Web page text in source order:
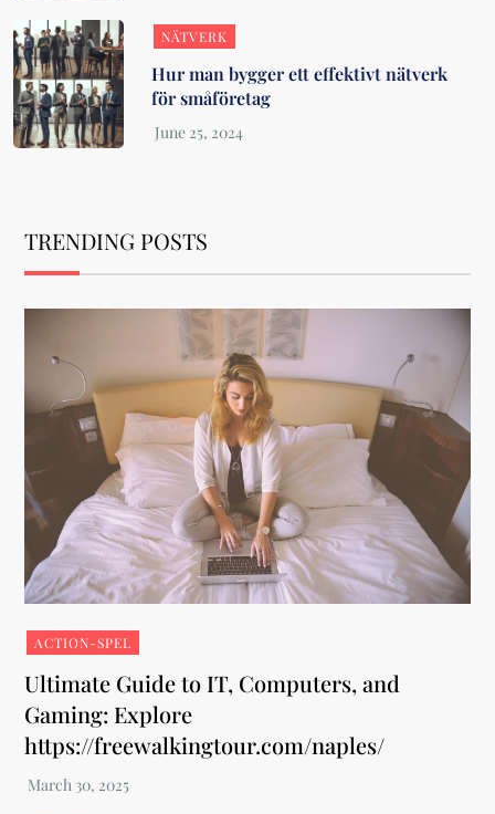
NÄTVERK
Hur man bygger ett effektivt nätverk
för småföretag
TRENDING POSTS
ACTION-SPEL
Ultimate Guide to IT, Computers, and
Gaming: Explore
https://freewalkingtour.com/naples/